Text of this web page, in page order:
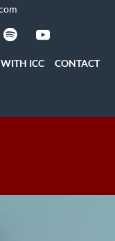
ICC CONTACT